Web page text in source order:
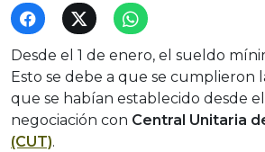
Desde el 1 de enero, el sueldo
Esto se debe a que se cumplieron
que se habían establecido desde el
negociación con Central Unitaria
(CUT).